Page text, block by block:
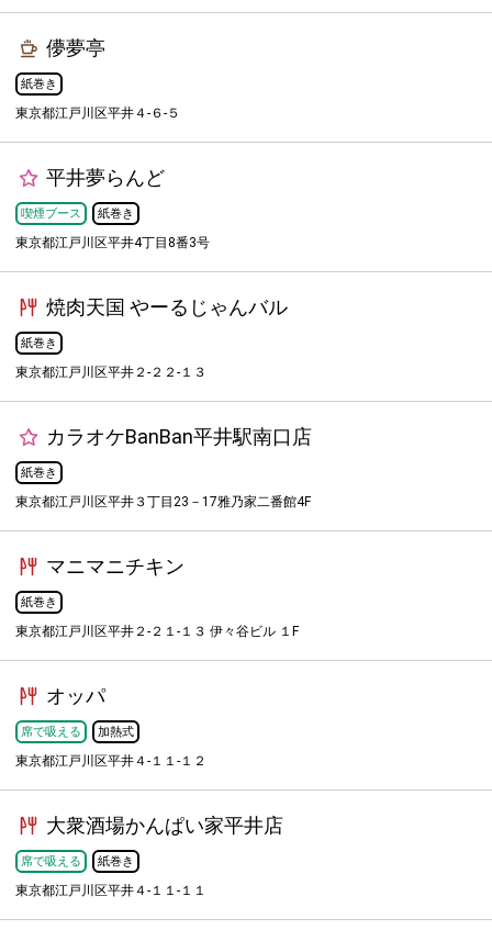
儚夢亭
紙巻き
東京都江戸川区平井４-６-５
平井夢らんど
喫煙ブース 紙巻き
東京都江戸川区平井4丁目8番3号
焼肉天国 やーるじゃんバル
紙巻き
東京都江戸川区平井２-２２-１３
カラオケBanBan平井駅南口店
紙巻き
東京都江戸川区平井３丁目23－17雅乃家二番館4F
マニマニチキン
紙巻き
東京都江戸川区平井２-２１-１３ 伊々谷ビル １F
オッパ
席で吸える 加熱式
東京都江戸川区平井４-１１-１２
大衆酒場かんぱい家平井店
席で吸える 紙巻き
東京都江戸川区平井４-１１-１１